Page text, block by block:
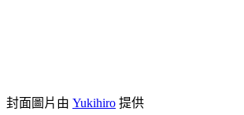
封面圖片由 Yukihiro 提供